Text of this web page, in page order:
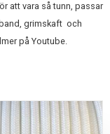
att vara så tunn, passar
grimskaft och
på Youtube.